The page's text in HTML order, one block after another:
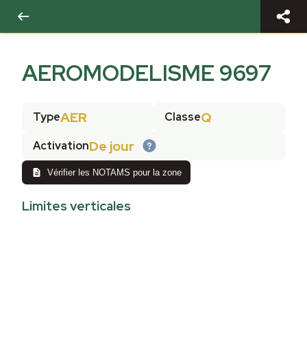
AEROMODELISME 9697
TypeAER ClasseQ
ActivationDe jour
Vérifier les NOTAMS pour la zone
Limites verticales